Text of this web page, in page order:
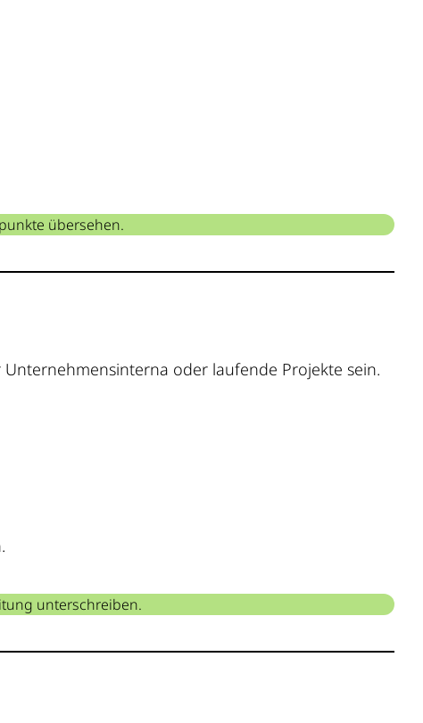
übersehen.
oder laufende Projekte sein.
unterschreiben.